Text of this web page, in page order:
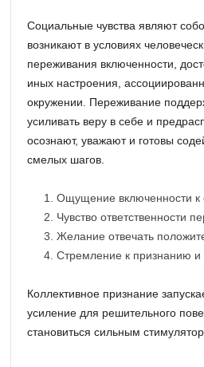
Социальные чувства являют
возникают в условиях
переживания включенности,
иных настроения,
окружении. Переживание
усиливать веру в себе и
осознают, уважают и готовы
смелых шагов.
Ощущение включенности
Чувство ответственности
Желание отвечать
Стремление к признанию и
Коллективное признание
усиление для решительного
становиться сильным